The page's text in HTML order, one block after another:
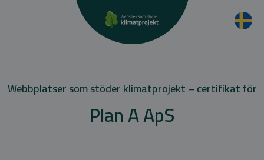
Webbplatser som stöder klimatprojekt – certifikat för
Plan A ApS